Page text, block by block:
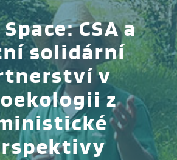
CSA a
solidární
v
z